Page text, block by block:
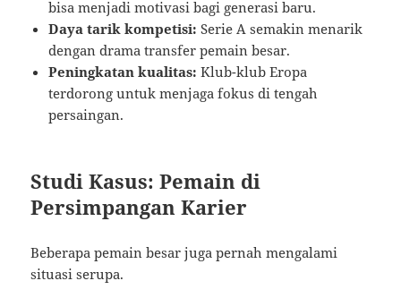
bisa menjadi motivasi bagi generasi baru.
Daya tarik kompetisi: Serie A semakin menarik
dengan drama transfer pemain besar.
Peningkatan kualitas: Klub-klub Eropa
terdorong untuk menjaga fokus di tengah
persaingan.
Studi Kasus: Pemain di
Persimpangan Karier
Beberapa pemain besar juga pernah mengalami
situasi serupa.